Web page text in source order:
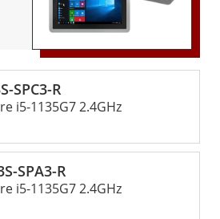
SPC3-R
i5-1135G7 2.4GHz
SPA3-R
i5-1135G7 2.4GHz